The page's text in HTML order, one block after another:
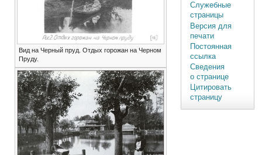
Вид на Черный пруд. Отдых горожан на Черном
Пруду.
Служебные
страницы
Версия для
печати
Постоянная
ссылка
Сведения
о странице
Цитировать
страницу